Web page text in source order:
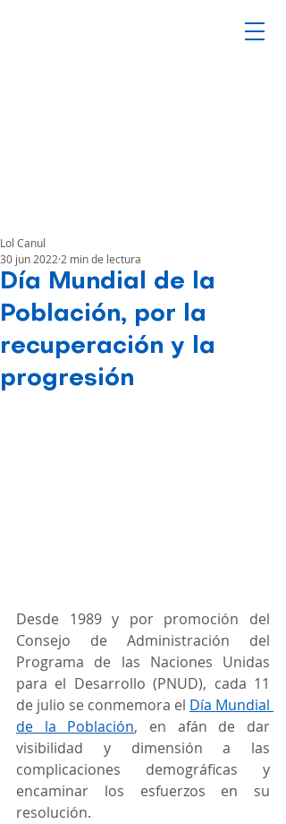
Día Mundial de la
Población, por la
recuperación y la
progresión
Lol Canul
30 jun 2022 2 min de lectura
Desde 1989 y por promoción del
Consejo de Administración del
Programa de las Naciones Unidas
para el Desarrollo (PNUD), cada 11
de julio se conmemora el Día Mundial
de la Población, en afán de dar
visibilidad y dimensión a las
complicaciones demográficas y
encaminar los esfuerzos en su
resolución.